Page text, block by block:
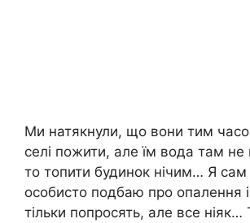
Ми натякнули, що вони тим
селі пожити, але їм вода там не
то топити будинок нічим… Я
особисто подбаю про опалення
тільки попросять, але все ніяк…